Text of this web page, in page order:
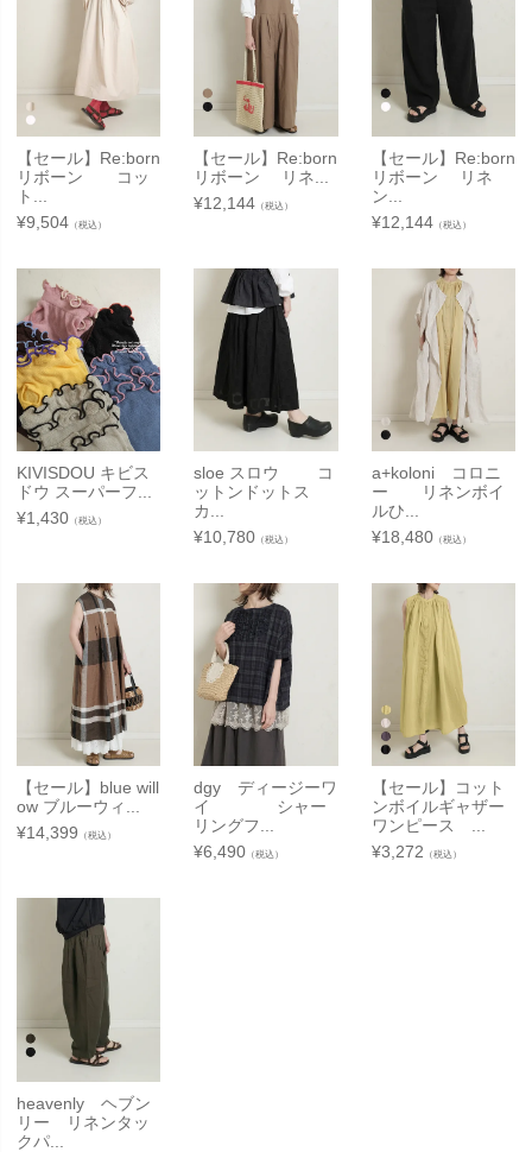
【セール】Re:born
リボーン コッ
ト...
¥9,504 （税込）
【セール】Re:born
リボーン リネ...
¥12,144 （税込）
【セール】Re:born
リボーン リネ
ン...
¥12,144（税込）
KIVISDOU キビス
ドウ スーパーフ...
¥1,430 （税込）
sloe スロウ コ
ットンドットス
カ...
¥10,780 （税込）
a+koloni コロニ
ー リネンボイ
ルひ...
¥18,480（税込）
【セール】blue will
ow ブルーウィ...
¥14,399 （税込）
dgy ディージーワ
イ シャー
リングフ...
¥6,490 （税込）
【セール】コット
ンボイルギャザー
ワンピース ...
¥3,272 （税込）
heavenly ヘブン
リー リネンタッ
クパ...